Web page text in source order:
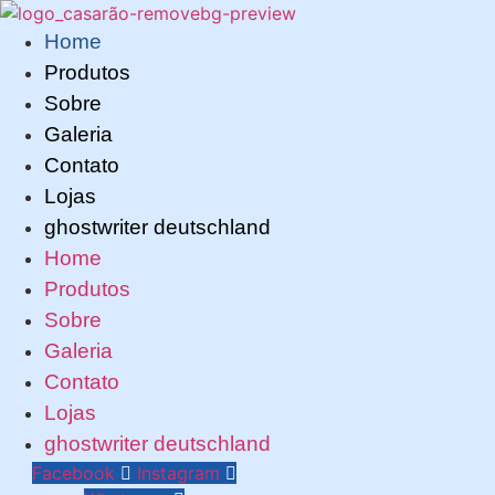
Pular
para
conteúdo
Home
Produtos
Sobre
Galeria
Contato
Lojas
ghostwriter deutschland
Home
Produtos
Sobre
Galeria
Contato
Lojas
ghostwriter deutschland
Facebook
Instagram